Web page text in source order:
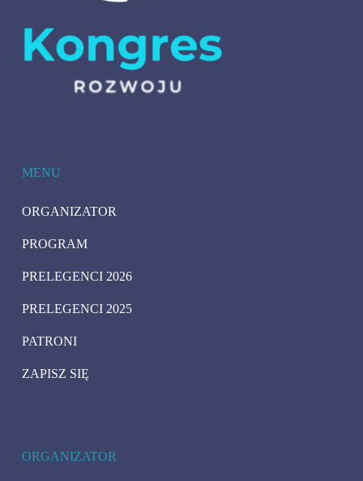
MENU
ORGANIZATOR
PROGRAM
PRELEGENCI 2026
PRELEGENCI 2025
PATRONI
ZAPISZ SIĘ
ORGANIZATOR